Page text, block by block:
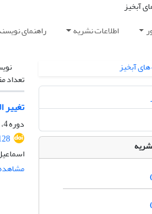
اطلاعات نشریه راهنمای
تعداد
دوره 4، شماره 4، زمستان 1403، صفحه